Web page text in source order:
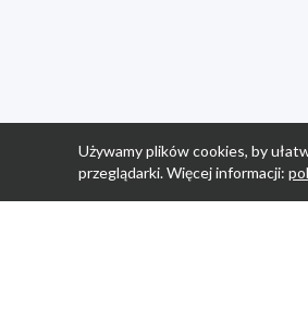
Używamy plików cookies, by
przeglądarki. Więcej informacji: